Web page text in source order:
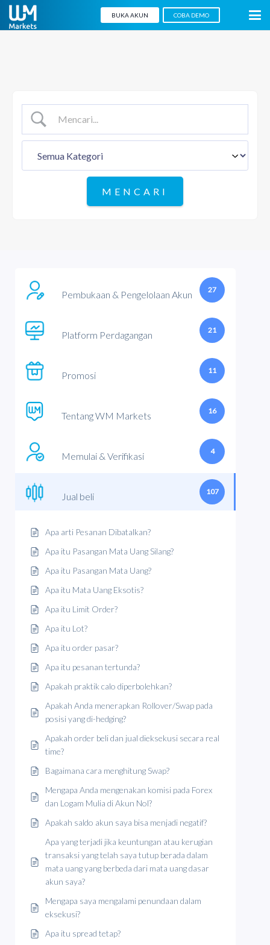
BUKA AKUN COBA DEMO
Pembukaan & Pengelolaan Akun 27
Platform Perdagangan 21
Promosi 11
Tentang WM Markets 16
Memulai & Verifikasi 4
Jual beli 107
Apa arti Pesanan Dibatalkan?
Apa itu Pasangan Mata Uang Silang?
Apa itu Pasangan Mata Uang?
Apa itu Mata Uang Eksotis?
Apa itu Limit Order?
Apa itu Lot?
Apa itu order pasar?
Apa itu pesanan tertunda?
Apakah praktik calo diperbolehkan?
Apakah Anda menerapkan Rollover/Swap pada
posisi yang di-hedging?
Apakah order beli dan jual dieksekusi secara real
time?
Bagaimana cara menghitung Swap?
Mengapa Anda mengenakan komisi pada Forex
dan Logam Mulia di Akun Nol?
Apakah saldo akun saya bisa menjadi negatif?
Apa yang terjadi jika keuntungan atau kerugian
transaksi yang telah saya tutup berada dalam
mata uang yang berbeda dari mata uang dasar
akun saya?
Mengapa saya mengalami penundaan dalam
eksekusi?
Apa itu spread tetap?